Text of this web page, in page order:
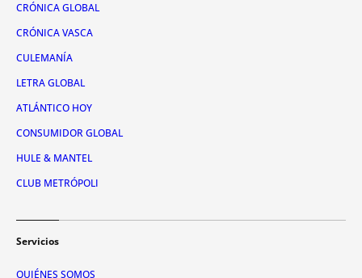
CRÓNICA GLOBAL
CRÓNICA VASCA
CULEMANÍA
LETRA GLOBAL
ATLÁNTICO HOY
CONSUMIDOR GLOBAL
HULE & MANTEL
CLUB METRÓPOLI
Servicios
QUIÉNES SOMOS